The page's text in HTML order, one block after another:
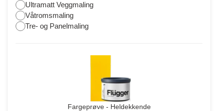
Ultramatt Veggmaling
Våtromsmaling
Tre- og Panelmaling
Fargeprøve - Heldekkende